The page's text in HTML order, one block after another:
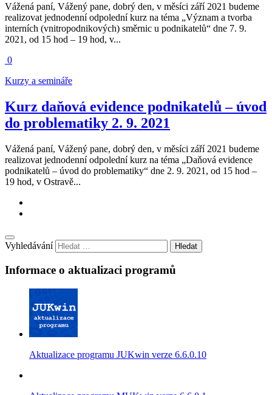
Vážená paní, Vážený pane, dobrý den, v měsíci září 2021 budeme
realizovat jednodenní odpolední kurz na téma „Význam a tvorba
interních (vnitropodnikových) směrnic u podnikatelů“ dne 7. 9.
2021, od 15 hod – 19 hod, v...
0
Kurzy a semináře
Kurz daňová evidence podnikatelů – úvod
do problematiky 2. 9. 2021
Vážená paní, Vážený pane, dobrý den, v měsíci září 2021 budeme
realizovat jednodenní odpolední kurz na téma „Daňová evidence
podnikatelů – úvod do problematiky“ dne 2. 9. 2021, od 15 hod –
19 hod, v Ostravě...
Vyhledávání
Informace o aktualizaci programů
Aktualizace programu JUKwin verze 6.6.0.10